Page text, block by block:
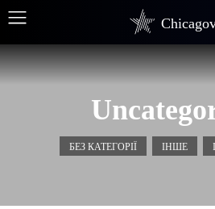
БЕЗ КАТЕГОРІЇ ІНШЕ